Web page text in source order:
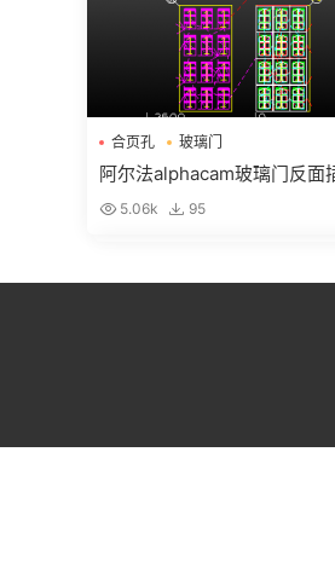
合页孔 玻璃门
阿尔法alphacam玻璃门反面
5.06k 95